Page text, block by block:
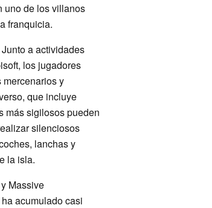
uno de los villanos
franquicia.
a actividades
los jugadores
y
que incluye
más sigilosos pueden
silenciosos
lanchas y
la isla.
Massive
acumulado casi